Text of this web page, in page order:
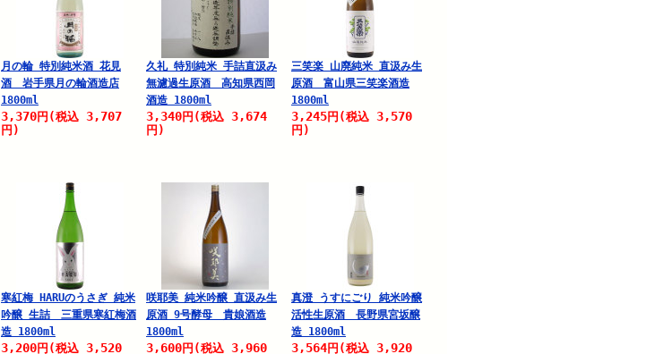
月の輪 特別純米酒 花見
酒 岩手県月の輪酒造店
1800ml
3,370円 (税込 3,707
円)
久礼 特別純米 手詰直汲み
無濾過生原酒 高知県西岡
酒造 1800ml
3,340円 (税込 3,674
円)
三笑楽 山廃純米 直汲み生
原酒 富山県三笑楽酒造
1800ml
3,245円 (税込 3,570
円)
寒紅梅 HARUのうさぎ 純米
吟醸 生詰 三重県寒紅梅酒
造 1800ml
3,200円 (税込 3,520
咲耶美 純米吟醸 直汲み生
原酒 9号酵母 貴娘酒造
1800ml
3,600円 (税込 3,960
真澄 うすにごり 純米吟醸
活性生原酒 長野県宮坂醸
造 1800ml
3,564円 (税込 3,920